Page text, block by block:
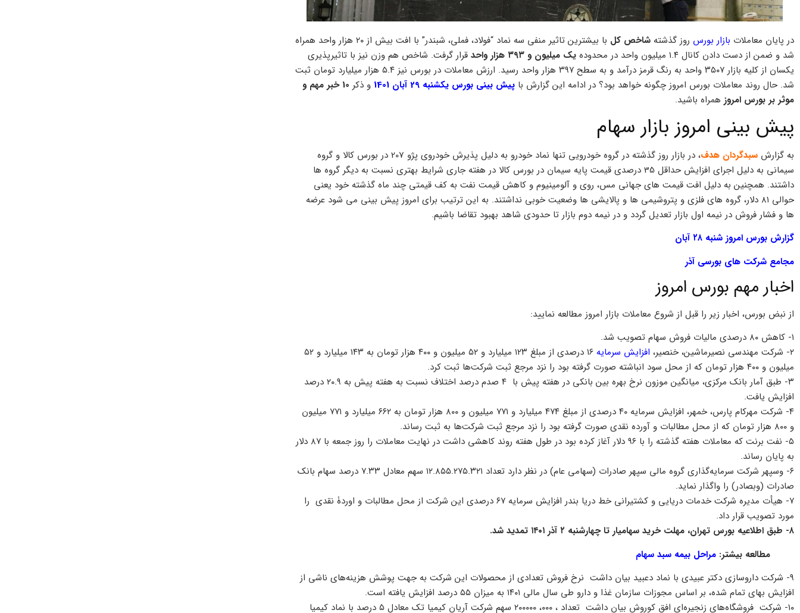
در پایان معاملات بازار بورس روز گذشته شاخص کل
با بیشترین تاثیر منفی سه نماد “فولاد، فملی، شبندر” با افت بیش از ۲۰ هزار واحد همراه
شد و ضمن از دست دادن کانال ۱.۴ میلیون واحد در محدوده
یک میلیون و ۳۹۳ هزار واحد
قرار گرفت. شاخص هم وزن نیز با تاثیرپذیری
یکسان از کلیه بازار ۳۵۰۷ واحد به رنگ قرمز درآمد و به سطح ۳۹۷ هزار واحد رسید. ارزش معاملات در بورس نیز ۵.۴ هزار میلیارد تومان ثبت
شد. حال روند معاملات بورس امروز چگونه خواهد بود؟ در ادامه این گزارش با پیش بینی بورس یکشنبه 29 آبان 1401 و ذکر
10 خبر مهم و
موثر بر بورس امروز همراه باشید.
پیش بینی امروز بازار سهام
به گزارش سبدگردان هدف
، در بازار روز گذشته در گروه خودرویی تنها نماد خودرو به دلیل پذیرش خودروی پژو 207 در بورس کالا و گروه
سیمانی به دلیل اجرای افزایش حداقل 35 درصدی قیمت پایه سیمان در بورس کالا در هفته جاری شرایط بهتری نسبت به دیگر گروه ها
داشتند. همچنین به دلیل افت قیمت های جهانی مس، روی و آلومینیوم و کاهش قیمت نفت به کف قیمتی چند ماه گذشته خود یعنی
حوالی ۸۱ دلار، گروه های فلزی و پتروشیمی ها و پالایشی ها وضعیت خوبی نداشتند. به این ترتیب برای امروز پیش بینی می شود عرضه
ها و فشار فروش در نیمه اول بازار تعدیل گردد و در نیمه دوم بازار تا حدودی شاهد بهبود تقاضا باشیم.
گزارش بورس امروز شنبه ۲۸ آبان
مجامع شرکت های بورسی آذر
اخبار مهم بورس امروز
از نبض بورس، اخبار زیر را قبل از شروع معاملات بازار امروز مطالعه نمایید:
۱- کاهش ۸۰ درصدی مالیات فروش سهام تصویب شد.
۲- شرکت مهندسی نصیرماشین، خنصیر،
افزایش سرمایه
۱۶ درصدی از مبلغ ۱۲۳ میلیارد و ۵۲ میلیون و ۴۰۰ هزار تومان به ۱۴۳ میلیارد و ۵۲
میلیون و ۴۰۰ هزار تومان که از محل سود انباشته صورت گرفته بود را نزد مرجع ثبت شرکت‌ها ثبت کرد.
۳- طبق آمار بانک مرکزی، میانگین موزون نرخ بهره بین بانکی در هفته پیش با ۴ صدم درصد اختلاف نسبت به هفته پیش به ۲۰.۹ درصد
افزایش یافت.
۴- شرکت مهرکام پارس، خمهر، افزایش سرمایه ۴۰ درصدی از مبلغ ۴۷۴ میلیارد و ۷۷۱ میلیون و ۸۰۰ هزار تومان به ۶۶۲ میلیارد و ۷۷۱ میلیون
و ۸۰۰ هزار تومان که از محل مطالبات و آورده نقدی صورت گرفته بود را نزد مرجع ثبت شرکت‌ها به ثبت رساند.
۵- نفت برنت که معاملات هفته گذشته را با ۹۶ دلار آغاز کرده بود در طول هفته روند کاهشی داشت در نهایت معاملات را روز جمعه با ۸۷ دلار
به پایان رساند.
۶- وسپهر شرکت سرمایه‌گذاری گروه مالی سپهر صادرات (سهامی عام) در نظر دارد تعداد ۱۲.۸۵۵.۲۷۵.۳۲۱ سهم معادل ۷.۳۳ درصد سهام بانک
صادرات (وبصادر) را واگذار نماید.
۷- هیأت مدیره شرکت خدمات دریایی و کشتیرانی خط دریا بندر افزایش سرمایه ۶۷ درصدی این شرکت از محل مطالبات و اوردۀ نقدی را
مورد تصویب قرار داد.
۸- طبق اطلاعیه بورس تهران، مهلت خرید سهامیار تا چهارشنبه ۲ آذر ۱۴۰۱ تمدید شد.
مطالعه بیشتر: مراحل بیمه سبد سهام
۹- شرکت داروسازی دکتر عبیدی با نماد دعبید بیان داشت نرخ فروش تعدادی از محصولات این شرکت به جهت پوشش هزینه‌های ناشی از
افزایش بهای تمام شده، بر اساس مجوزات سازمان غذا و دارو طی سال مالی ۱۴۰۱ به میزان ۵۵ درصد افزایش یافته است.
۱۰- شرکت فروشگاه‌های زنجیره‌ای افق کوروش بیان داشت تعداد ، ۰۰۰، ۲۰۰۰۰۰ سهم شرکت آریان کیمیا تک معادل ۵ درصد با نماد کیمیا